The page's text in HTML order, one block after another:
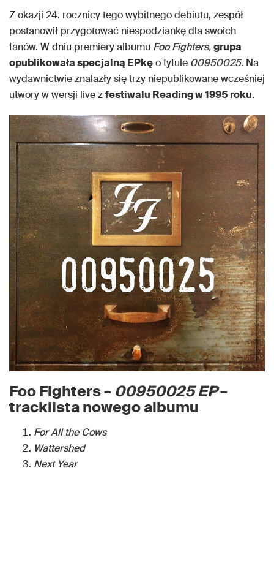
Z okazji 24. rocznicy tego wybitnego debiutu, zespół
postanowił przygotować niespodziankę dla swoich
fanów. W dniu premiery albumu Foo Fighters,grupa
opublikowała specjalną EPkęo tytule 00950025. Na
wydawnictwie znalazły się trzy niepublikowane wcześniej
utwory w wersji live zfestiwalu Reading w 1995 roku.
Foo Fighters– 00950025 EP–
tracklista nowego albumu
For All the Cows
Wattershed
Next Year